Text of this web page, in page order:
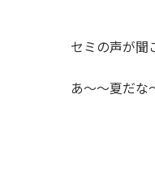
セミの声が聞
あ～～夏だな